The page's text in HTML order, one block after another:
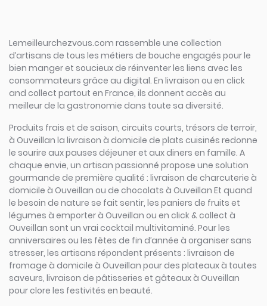
Lemeilleurchezvous.com rassemble une collection
d’artisans de tous les métiers de bouche engagés pour le
bien manger et soucieux de réinventer les liens avec les
consommateurs grâce au digital. En livraison ou en click
and collect partout en France, ils donnent accès au
meilleur de la gastronomie dans toute sa diversité.
Produits frais et de saison, circuits courts, trésors de terroir,
à Ouveillan la livraison à domicile de plats cuisinés redonne
le sourire aux pauses déjeuner et aux diners en famille. A
chaque envie, un artisan passionné propose une solution
gourmande de première qualité : livraison de charcuterie à
domicile à Ouveillan ou de chocolats à Ouveillan Et quand
le besoin de nature se fait sentir, les paniers de fruits et
légumes à emporter à Ouveillan ou en click & collect à
Ouveillan sont un vrai cocktail multivitaminé. Pour les
anniversaires ou les fêtes de fin d’année à organiser sans
stresser, les artisans répondent présents : livraison de
fromage à domicile à Ouveillan pour des plateaux à toutes
saveurs, livraison de pâtisseries et gâteaux à Ouveillan
pour clore les festivités en beauté.